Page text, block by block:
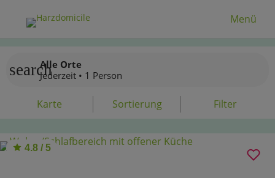
Menü
searchAlle Orte
Jederzeit • 1 Person
Karte Sortierung Filter
4.8 / 5